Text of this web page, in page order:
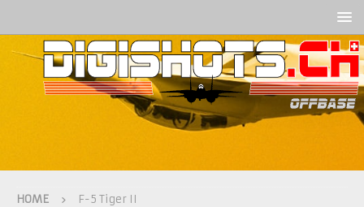
HOME F-5 Tiger II